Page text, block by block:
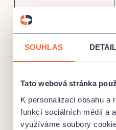
SOUHLAS
Tato webová stránka
K personalizaci obsahu a
funkcí sociálních médií a
využíváme soubory
Do dnešního dne
zahraničních turnéa má na
festivalech. Pod uměleckým
Teatro El Espectador y la
Za dobu svého působení
divadla více než 5 milionů
Alžírsko, Argentina, Austrálie,
Reduta Jazz Club
Národní 20, Praha